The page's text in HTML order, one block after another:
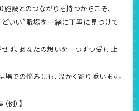
設とのつながりを持つからこそ、
どいい”職場を一緒に丁寧に見つけて
ず、あなたの想いを一つずつ受け止
場での悩みにも、温かく寄り添います。
例）】